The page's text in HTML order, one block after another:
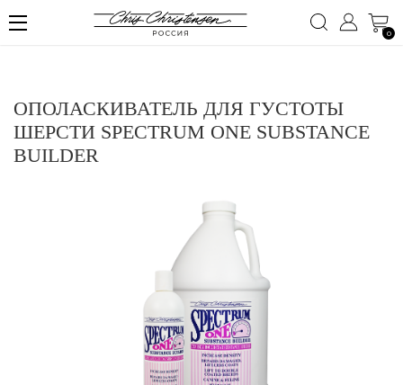
0
ОПОЛАСКИВАТЕЛЬ ДЛЯ ГУСТОТЫ
ШЕРСТИ SPECTRUM ONE SUBSTANCE
BUILDER